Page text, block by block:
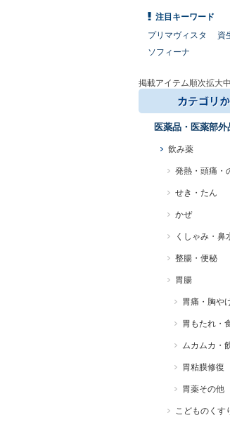
注目キーワード
プリマヴィスタ
資
ソフィーナ
掲載アイテム順次拡大
医薬品・医薬部外
飲み薬
発熱・頭痛・
せき・たん
かぜ
くしゃみ・鼻
整腸・便秘
胃腸
胃痛・胸や
胃もたれ・
ムカムカ・
胃粘膜修復
胃薬その他
こどものくす